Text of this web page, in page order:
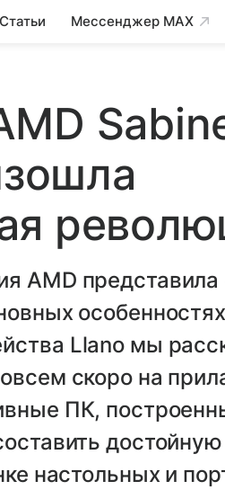
Статьи Мессенджер MAX
AMD
Llano мы
скоро на
ПК,
настольных и